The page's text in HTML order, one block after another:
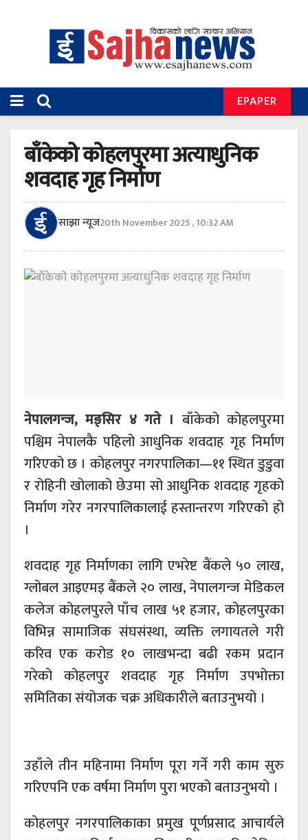
EPAPER
बाँकेको कोहलपुरमा अत्याधुनिक
शवदाह गृह निर्माण
साझा न्यूज20th November 2025 , 10:32 AM
नेपालगन्ज, मङ्सिर ४ गते । बाँकेको कोहलपुरमा
पश्चिम नेपालकै पहिलो आधुनिक शवदाह गृह निर्माण
गरिएको छ । कोहलपुर नगरपालिका—११ स्थित डुडुवा
र रोहिनी खोलाको छेउमा सो आधुनिक शवदाह गृहको
निर्माण गरेर नगरपालिकालाई हस्तान्तरण गरिएको हो
।
शवदाह गृह निर्माणका लागि एभरेष्ट बैंकले ५० लाख,
ग्लोबल आइएमइ बैंकले २० लाख, नेपालगन्ज मेडिकल
कलेज कोहलपुरले पाँच लाख ५१ हजार, कोहलपुरका
विभिन्न सामाजिक संघसंस्था, व्यक्ति लगायतले गरी
करिव एक करोड १० लाखभन्दा बढी रकम प्रदान
गरेको कोहलपुर शवदाह गृह निर्माण उपभोक्ता
समितिका संयोजक चक्र अधिकारीले बताउनुभयो ।
उहाँले तीन महिनामा निर्माण पूरा गर्ने गरी काम सुरु
गरिएपनि एक वर्षमा निर्माण पुरा भएको बताउनुभयो ।
कोहलपुर नगरपालिकाका प्रमुख पूर्णप्रसाद आचार्यले